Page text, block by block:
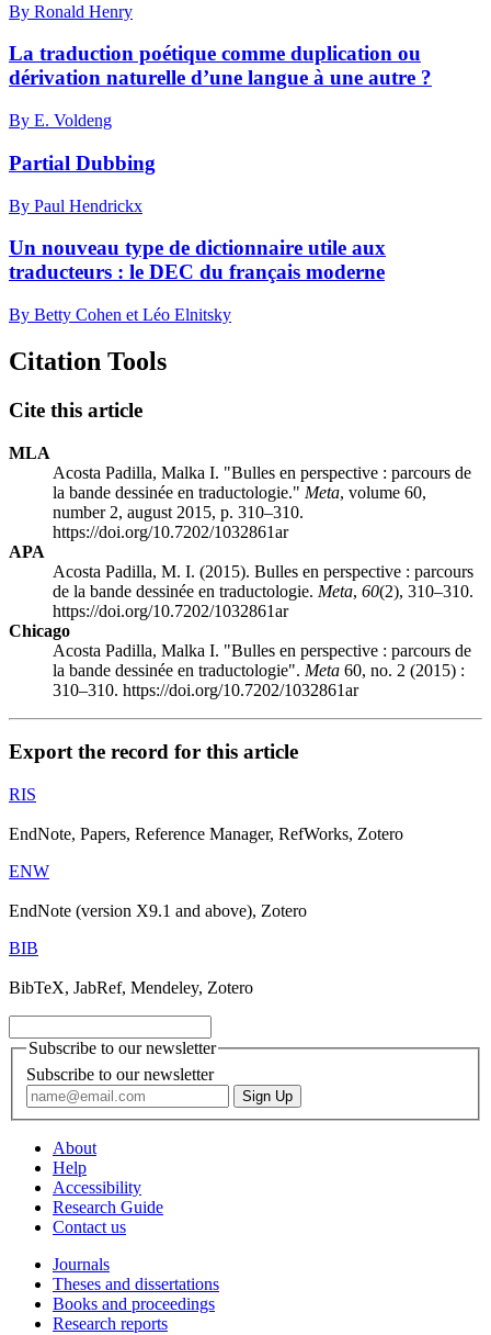
By Ronald Henry
La traduction poétique comme duplication ou
dérivation naturelle d’une langue à une autre ?
By E. Voldeng
Partial Dubbing
By Paul Hendrickx
Un nouveau type de dictionnaire utile aux
traducteurs : le DEC du français moderne
By Betty Cohen et Léo Elnitsky
Citation Tools
Cite this article
MLA
Acosta Padilla, Malka I. "Bulles en perspective : parcours de
la bande dessinée en traductologie." Meta, volume 60,
number 2, august 2015, p. 310–310.
https://doi.org/10.7202/1032861ar
APA
Acosta Padilla, M. I. (2015). Bulles en perspective : parcours
de la bande dessinée en traductologie. Meta, 60(2), 310–310.
https://doi.org/10.7202/1032861ar
Chicago
Acosta Padilla, Malka I. "Bulles en perspective : parcours de
la bande dessinée en traductologie". Meta 60, no. 2 (2015) :
310–310. https://doi.org/10.7202/1032861ar
Export the record for this article
RIS
EndNote, Papers, Reference Manager, RefWorks, Zotero
ENW
EndNote (version X9.1 and above), Zotero
BIB
BibTeX, JabRef, Mendeley, Zotero
Subscribe to our newsletter
Subscribe to our newsletter
About
Help
Accessibility
Research Guide
Contact us
Journals
Theses and dissertations
Books and proceedings
Research reports